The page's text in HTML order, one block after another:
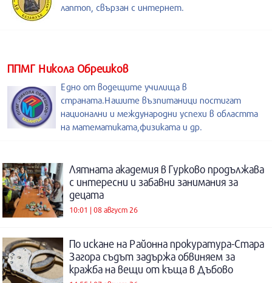
лаптоп, свързан с интернет.
ППМГ Никола Обрешков
Едно от водещите училища в
страната.Нашите възпитаници постигат
национални и международни успехи в областта
на математиката,физиката и др.
Лятната академия в Гурково продължава
с интересни и забавни занимания за
децата
10:01 | 08 август 26
По искане на Районна прокуратура-Стара
Загора съдът задържа обвиняем за
кражба на вещи от къща в Дъбово